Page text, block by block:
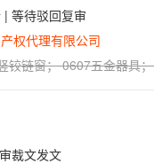
等待驳回复审
权代理有限公司
铰链窗； 0607五金器具；
裁文发文